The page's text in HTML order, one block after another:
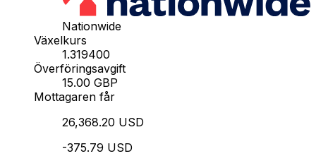
Nationwide
Växelkurs
1.319400
Överföringsavgift
15.00 GBP
Mottagaren får
26,368.20 USD
-375.79 USD